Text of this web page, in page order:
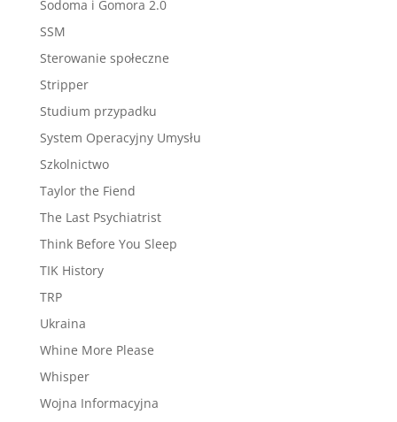
Sodoma i Gomora 2.0
SSM
Sterowanie społeczne
Stripper
Studium przypadku
System Operacyjny Umysłu
Szkolnictwo
Taylor the Fiend
The Last Psychiatrist
Think Before You Sleep
TIK History
TRP
Ukraina
Whine More Please
Whisper
Wojna Informacyjna